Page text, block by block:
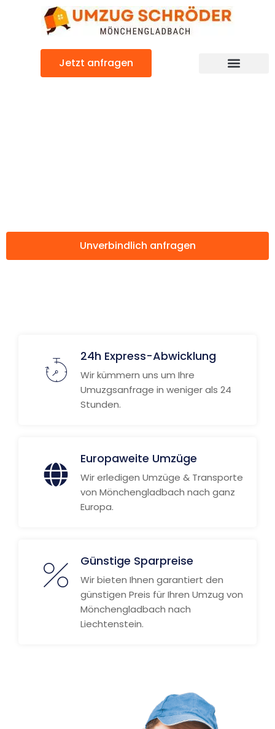
Jetzt anfragen
Unverbindlich anfragen
24h Express-Abwicklung
Wir kümmern uns um Ihre
Umuzgsanfrage in weniger als 24
Stunden.
Europaweite Umzüge
Wir erledigen Umzüge & Transporte
von Mönchengladbach nach ganz
Europa.
Günstige Sparpreise
Wir bieten Ihnen garantiert den
günstigen Preis für Ihren Umzug von
Mönchengladbach nach
Liechtenstein.